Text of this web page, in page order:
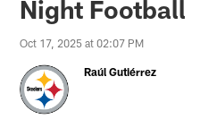
Night Football
Oct 17, 2025 at 02:07 PM
Raúl Gutiérrez